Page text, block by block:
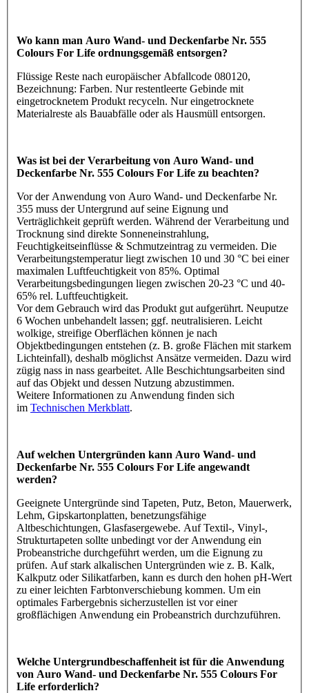
Wo kann man Auro Wand- und Deckenfarbe Nr. 555
Colours For Life ordnungsgemäß entsorgen?
Flüssige Reste nach europäischer Abfallcode 080120,
Bezeichnung: Farben. Nur restentleerte Gebinde mit
eingetrocknetem Produkt recyceln. Nur eingetrocknete
Materialreste als Bauabfälle oder als Hausmüll entsorgen.
Was ist bei der Verarbeitung von Auro Wand- und
Deckenfarbe Nr. 555 Colours For Life zu beachten?
Vor der Anwendung von Auro Wand- und Deckenfarbe Nr.
355 muss der Untergrund auf seine Eignung und
Verträglichkeit geprüft werden. Während der Verarbeitung und
Trocknung sind direkte Sonneneinstrahlung,
Feuchtigkeitseinflüsse & Schmutzeintrag zu vermeiden. Die
Verarbeitungstemperatur liegt zwischen 10 und 30 °C bei einer
maximalen Luftfeuchtigkeit von 85%. Optimal
Verarbeitungsbedingungen liegen zwischen 20-23 °C und 40-
65% rel. Luftfeuchtigkeit.
Vor dem Gebrauch wird das Produkt gut aufgerührt. Neuputze
6 Wochen unbehandelt lassen; ggf. neutralisieren. Leicht
wolkige, streifige Oberflächen können je nach
Objektbedingungen entstehen (z. B. große Flächen mit starkem
Lichteinfall), deshalb möglichst Ansätze vermeiden. Dazu wird
zügig nass in nass gearbeitet. Alle Beschichtungsarbeiten sind
auf das Objekt und dessen Nutzung abzustimmen.
Weitere Informationen zu Anwendung finden sich
im Technischen Merkblatt.
Auf welchen Untergründen kann Auro Wand- und
Deckenfarbe Nr. 555 Colours For Life angewandt
werden?
Geeignete Untergründe sind Tapeten, Putz, Beton, Mauerwerk,
Lehm, Gipskartonplatten, benetzungsfähige
Altbeschichtungen, Glasfasergewebe. Auf Textil-, Vinyl-,
Strukturtapeten sollte unbedingt vor der Anwendung ein
Probeanstriche durchgeführt werden, um die Eignung zu
prüfen. Auf stark alkalischen Untergründen wie z. B. Kalk,
Kalkputz oder Silikatfarben, kann es durch den hohen pH-Wert
zu einer leichten Farbtonverschiebung kommen. Um ein
optimales Farbergebnis sicherzustellen ist vor einer
großflächigen Anwendung ein Probeanstrich durchzuführen.
Welche Untergrundbeschaffenheit ist für die Anwendung
von Auro Wand- und Deckenfarbe Nr. 555 Colours For
Life erforderlich?